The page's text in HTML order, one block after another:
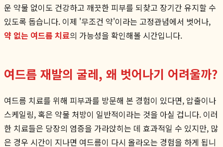
운 약물 없이도 건강하고 깨끗한 피부를 되찾고 장기간 유지할 수
있도록 돕습니다. 이제 '무조건 약'이라는 고정관념에서 벗어나,
약 없는 여드름 치료의 가능성을 확인해볼 시간입니다.
여드름 재발의 굴레, 왜 벗어나기 어려울까?
여드름 치료를 위해 피부과를 방문해 본 경험이 있다면, 압출이나
스케일링, 혹은 약물 처방이 일반적이라는 것을 아실 겁니다. 이러
한 치료들은 당장의 염증을 가라앉히는 데 효과적일 수 있지만, 많
은 경우 시간이 지나면 여드름이 다시 올라오는 경험을 하게 됩니